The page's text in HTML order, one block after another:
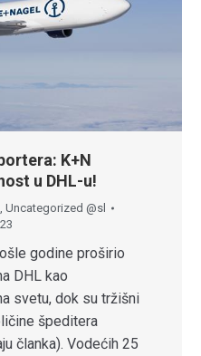
K+N
u DHL-u!
, Uncategorized @sl
godine proširio
DHL kao
svetu, dok su tržišni
špeditera
članka). Vodećih 25